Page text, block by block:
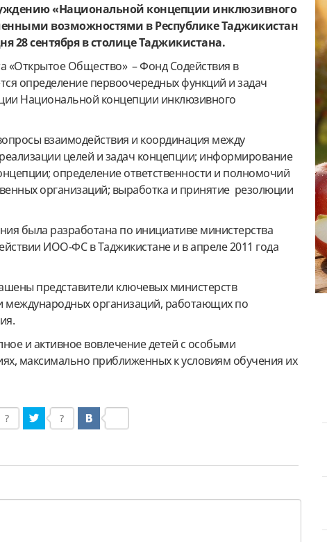
«Национальной концепции инклюзивного
возможностями в Республике Таджикистан
28 сентября в столице Таджикистана.
«Открытое Общество» – Фонд Содействия в
определение первоочередных функций и задач
Национальной концепции инклюзивного
взаимодействия и координация между
целей и задач концепции; информирование
определение ответственности и полномочий
организаций; выработка и принятие резолюции
была разработана по инициативе министерства
ИОО-ФС в Таджикистане и в апреле 2011 года
представители ключевых министерств
международных организаций, работающих по
и активное вовлечение детей с особыми
максимально приближенных к условиям обучения их
? ?